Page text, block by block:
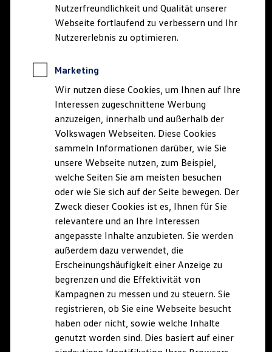
Nutzerfreundlichkeit und Qualität unserer
Webseite fortlaufend zu verbessern und Ihr
Nutzererlebnis zu optimieren.
Marketing
Wir nutzen diese Cookies, um Ihnen auf Ihre
Interessen zugeschnittene Werbung
anzuzeigen, innerhalb und außerhalb der
Volkswagen Webseiten. Diese Cookies
sammeln Informationen darüber, wie Sie
unsere Webseite nutzen, zum Beispiel,
welche Seiten Sie am meisten besuchen
oder wie Sie sich auf der Seite bewegen. Der
Zweck dieser Cookies ist es, Ihnen für Sie
relevantere und an Ihre Interessen
angepasste Inhalte anzubieten. Sie werden
außerdem dazu verwendet, die
Erscheinungshäufigkeit einer Anzeige zu
begrenzen und die Effektivität von
Kampagnen zu messen und zu steuern. Sie
registrieren, ob Sie eine Webseite besucht
haben oder nicht, sowie welche Inhalte
genutzt worden sind. Dies basiert auf einer